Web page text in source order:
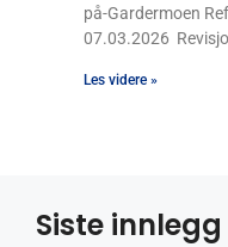
på-Gardermoen
07.03.2026
Les videre »
Siste innlegg